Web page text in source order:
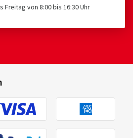
Freitag von 8:00 bis 16:30 Uhr